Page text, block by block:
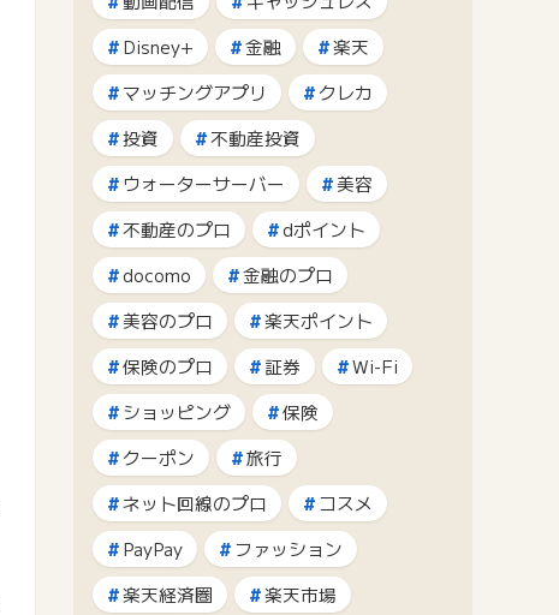
Disney+
金融
楽天
マッチングアプリ
クレカ
投資
不動産投資
ウォーターサーバー
美容
不動産のプロ
dポイント
docomo
金融のプロ
美容のプロ
楽天ポイント
保険のプロ
証券
Wi-Fi
ショッピング
保険
クーポン
旅行
ネット回線のプロ
コスメ
PayPay
ファッション
楽天経済圏
楽天市場